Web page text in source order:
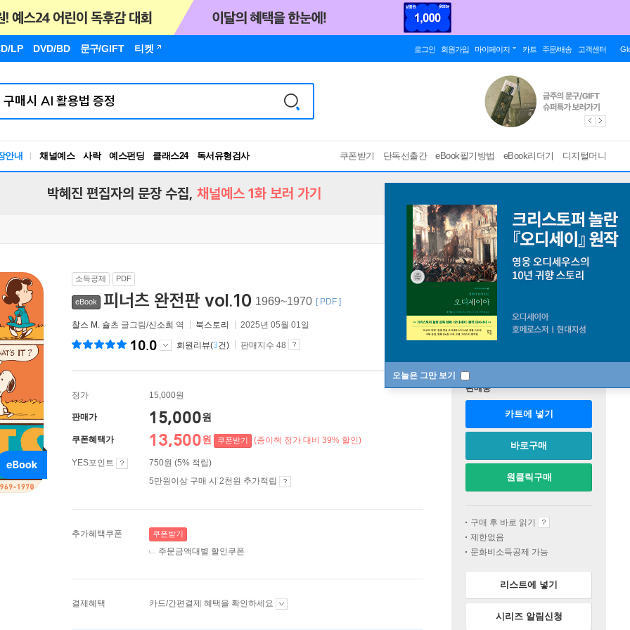
LP DVD/BD 문구/GIFT 티켓 로그인 회원가입 마이페이지 카트 주문/배송 고객센터
안내 채널예스 사락 예스펀딩 클래스24
독서유형검사
RBTI Lab
쿠폰받기 단독선출간 eBook필기방법 eBook리더기 디지털머니
오늘은 그만 보기
박혜진 편집자의 문장 수집, 채널예스 1화 보러 가기
소득공제 PDF
eBook 피너츠 완전판 vol.10 1969~1970 [ PDF ]
찰스 M. 슐츠 글그림/신소희 역 북스토리 2025년 05월 01일
10.0 회원리뷰(3건) 판매지수 48
정가 15,000원
판매가 15,000원
쿠폰혜택가 13,500원 쿠폰받기 (종이책 정가 대비 39% 할인)
YES포인트
750원 (5% 적립)
5만원이상 구매 시 2천원 추가적립
추가혜택쿠폰 쿠폰받기
주문금액대별 할인쿠폰
결제혜택 카드/간편결제 혜택을 확인하세요
판매중
카트에 넣기
바로구매
원클릭구매
구매 후 바로 읽기
제한없음
문화비소득공제 가능
리스트에 넣기
시리즈 알림신청